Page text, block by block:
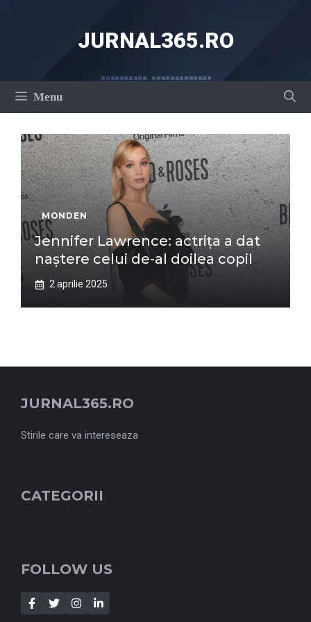
JURNAL365.RO
Menu
MONDEN
Jennifer Lawrence: actrița a dat
naștere celui de-al doilea copil
2 aprilie 2025
JURNAL365.RO
Stirile care va intereseaza
CATEGORII
FOLLOW US